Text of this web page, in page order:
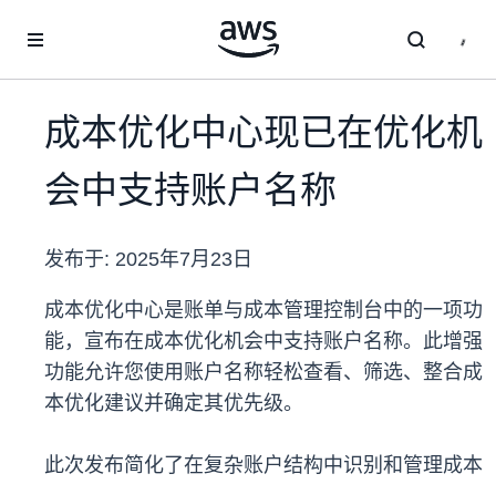
成本优化中心现已在优化机
会中支持账户名称
发布于: 2025年7月23日
成本优化中心是账单与成本管理控制台中的一项功
能，宣布在成本优化机会中支持账户名称。此增强
功能允许您使用账户名称轻松查看、筛选、整合成
本优化建议并确定其优先级。
此次发布简化了在复杂账户结构中识别和管理成本